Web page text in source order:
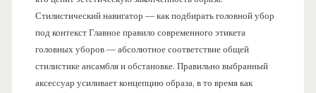
Стилистический навигатор — как подбирать головной убор
под контекст Главное правило современного этикета
головных уборов — абсолютное соответствие общей
стилистике ансамбля и обстановке. Правильно выбранный
аксессуар усиливает концепцию образа, в то время как